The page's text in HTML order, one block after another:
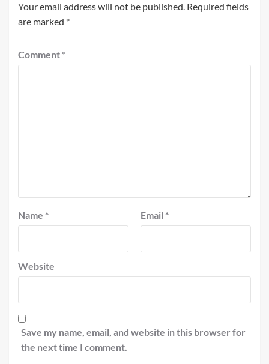
Your email address will not be published. Required fields
are marked *
Comment *
Name * Email *
Website
Save my name, email, and website in this browser for
the next time I comment.